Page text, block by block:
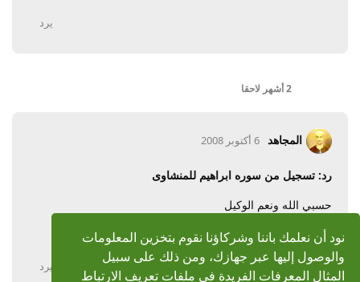
نود أن نعلمك باننا وشركاؤنا نقوم بتخزين المعلومات
والوصول إليها عبر جهازك، ومن ذلك على سبيل
المثال المعرفات الفريدة في ملفات تعريف الارتباط
يرد
2 أشهر لاحقا
المجاهد 6 أكتوبر 2008
رد: تسجيل من سوره ابراهيم للمنشاوى
حسبي الله ونعم الوكيل
الرابط معطوب
يرد